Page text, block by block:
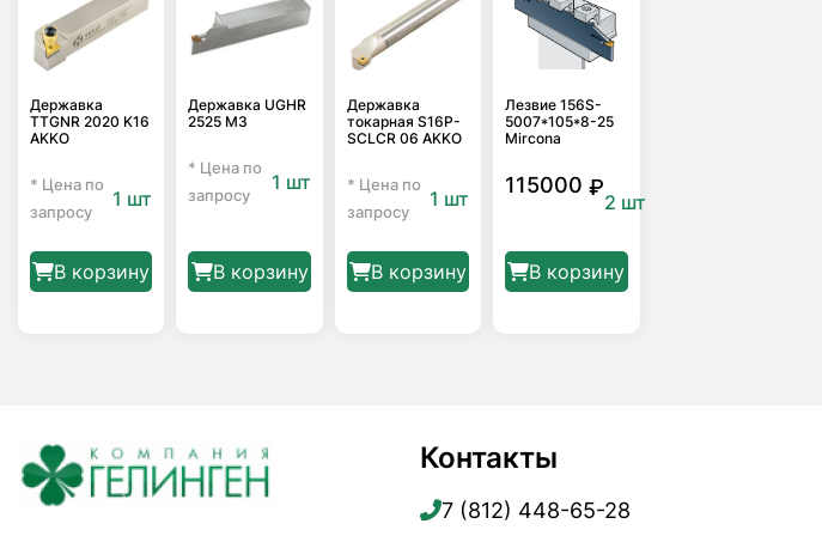
Державка
TTGNR 2020 K16
AKKO
* Цена по
запросу
1 шт
В корзину
Державка UGHR
2525 M3
* Цена по
запросу
1 шт
В корзину
Державка
токарная S16P-
SCLCR 06 AKKO
* Цена по
запросу
1 шт
В корзину
Лезвие 156S-
5007*105*8-25
Mircona
115000₽
2 шт
В корзину
Контакты
7 (812) 448-65-28